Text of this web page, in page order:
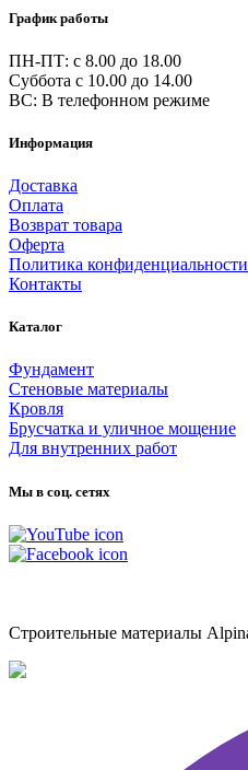
График работы
ПН-ПТ: c 8.00 до 18.00
Суббота с 10.00 до 14.00
ВС: В телефонном режиме
Информация
Доставка
Оплата
Возврат товара
Оферта
Политика конфиденциальности
Контакты
Каталог
Фундамент
Стеновые материалы
Кровля
Брусчатка и уличное мощение
Для внутренних работ
Мы в соц. сетях
Строительные материалы